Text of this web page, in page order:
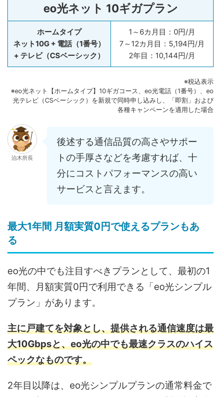
eo光ネット 10ギガプラン
ホームタイプ
ネット10G + 電話（1番号）
+ テレビ（CSベーシック）
1～6カ月目：0円/月
7～12カ月目：5,194円/月
2年目： 10,144円/月
※税込表示
※eo光ネット【ホームタイプ】10ギガコース、eo光電話（1番号）、eo
光テレビ（CSベーシック）を新規で同時申し込みし、「即割」および
各種キャンペーンを適用した場合
泊木所長
後述する通信品質の高さやサポー
トの手厚さなどを考慮すれば、十
分にコストパフォーマンスの高い
サービスと言えます。
最大1年間 月額実質0円で使えるプランもあ
る
eo光の中でも注目すべきプランとして、最初の1
年間、月額実質0円で利用できる「eo光シンプル
プラン」があります。
主に戸建てを対象とし、提供される通信速度は最
大10Gbpsと、eo光の中でも最速クラスのハイス
ペックなものです。
2年目以降は、eo光シンプルプランの通常料金で